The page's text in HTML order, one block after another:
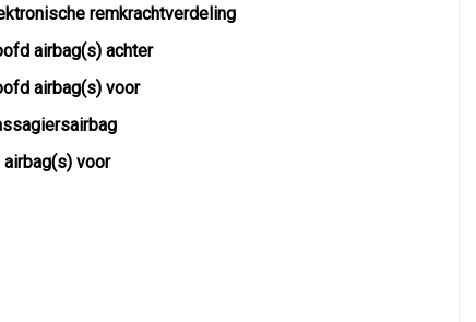
remkrachtverdeling
airbag(s) achter
airbag(s) voor
airbag(s) voor